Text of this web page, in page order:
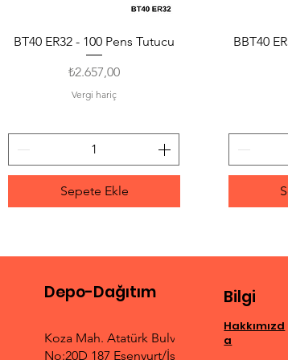
Hızlı Bakış
BT40 ER32 - 100 Pens Tutucu
Fiyat
₺2.657,00
Vergi hariç
Sepete Ekle
BBT40
Depo-Dağıtım
Koza Mah. Atatürk Bulvarı
No:20D 187 Esenyurt/İstanbul
Bilgi
Hakkımızd
a